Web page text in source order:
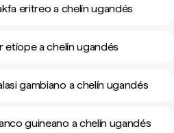
eritreo a chelín ugandés
etíope a chelín ugandés
gambiano a chelín ugandés
guineano a chelín ugandés